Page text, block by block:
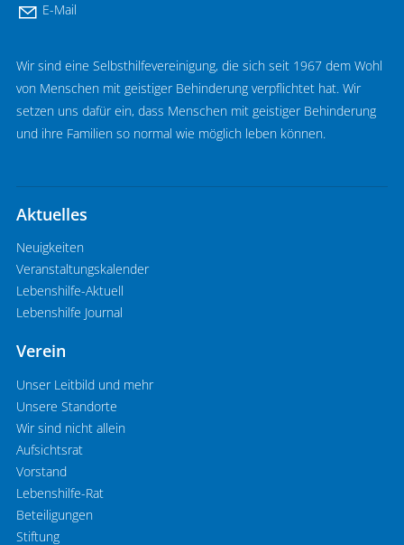
E-Mail
Wir sind eine Selbsthilfevereinigung, die sich seit 1967 dem Wohl
von Menschen mit geistiger Behinderung verpflichtet hat. Wir
setzen uns dafür ein, dass Menschen mit geistiger Behinderung
und ihre Familien so normal wie möglich leben können.
Aktuelles
Neuigkeiten
Veranstaltungskalender
Lebenshilfe-Aktuell
Lebenshilfe Journal
Verein
Unser Leitbild und mehr
Unsere Standorte
Wir sind nicht allein
Aufsichtsrat
Vorstand
Lebenshilfe-Rat
Beteiligungen
Stiftung